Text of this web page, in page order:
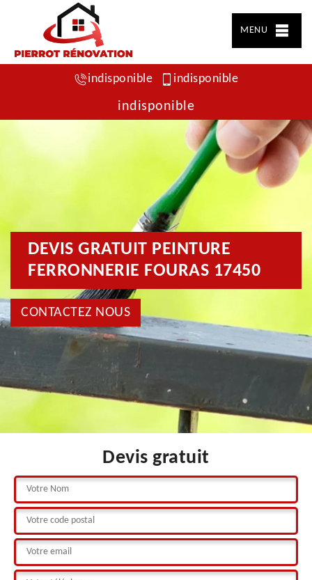
MENU
indisponible indisponible
indisponible
DEVIS GRATUIT PEINTURE
FERRONNERIE FOURAS 17450
CONTACTEZ NOUS
Devis gratuit